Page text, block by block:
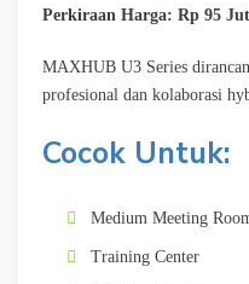
Perkiraan Harga: Rp 95
MAXHUB U3 Series
profesional dan kolaborasi
Cocok Untuk:
Medium Meeting
Training Center